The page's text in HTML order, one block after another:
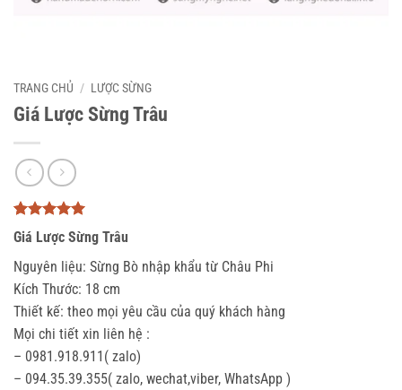
TRANG CHỦ / LƯỢC SỪNG
Giá Lược Sừng Trâu
5trên 5
dựa trên
3
đánh giá
Giá Lược Sừng Trâu
Nguyên liệu: Sừng Bò nhập khẩu từ Châu Phi
Kích Thước: 18 cm
Thiết kế: theo mọi yêu cầu của quý khách hàng
Mọi chi tiết xin liên hệ :
– 0981.918.911( zalo)
– 094.35.39.355( zalo, wechat,viber, WhatsApp )